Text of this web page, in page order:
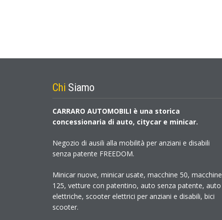
Chi Siamo
CARRARO AUTOMOBILI è una storica
concessionaria di auto, citycar e minicar.
Negozio di ausili alla mobilità per anziani e disabili
senza patente FREEDOM.
Minicar nuove, minicar usate, macchine 50, macchine
125, vetture con patentino, auto senza patente, auto
elettriche, scooter elettrici per anziani e disabili, bici
scooter.